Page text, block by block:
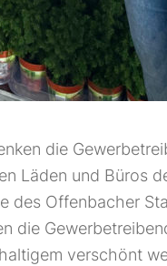
die
Läden und Büros
des Offenbacher
die
verschönt